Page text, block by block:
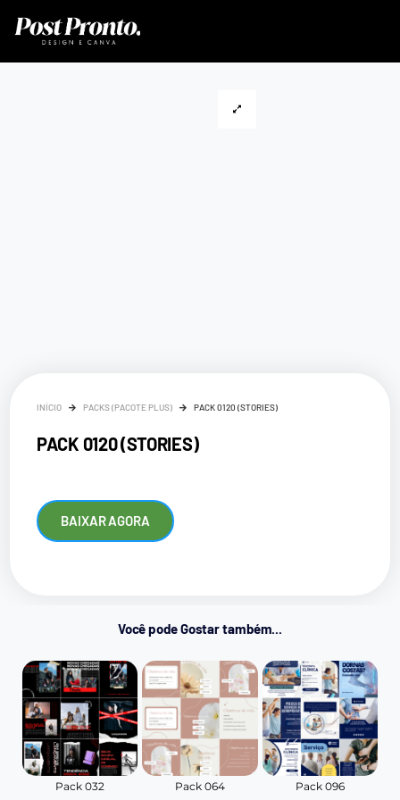
INÍCIO PACKS (PACOTE PLUS) PACK 0120 (STORIES)
PACK 0120 (STORIES)
BAIXAR AGORA
Você pode Gostar também...
Pack 032 Pack 064 Pack 096